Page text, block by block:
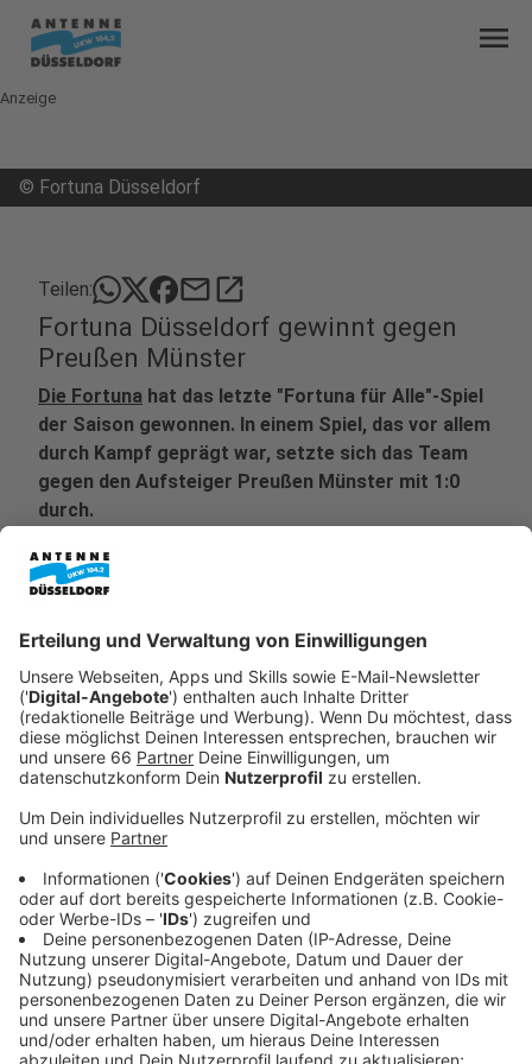
menu
Anzeige
© Fortuna Düsseldorf
Teilen: mailopen_in_new
Fortuna Düsseldorf gewinnt gegen
Preußen Münster
Die Fortuna hat das letzte "Fortuna für Alle"-Spiel
der Saison gewonnen. In einem Spiel, das vor allem
durch Kampf geprägt war, setzte sich das Team
gegen den Aufsteiger Preußen Münster mit 1:0
durch.
Veröffentlicht:
Kampfgeist und Leidenschaft
Anzeige
Stürmer Dawid Kownacki erzielte den eintigen Treffer
Brederode musste die Fortuna fast 30 Minuten in
Unterzahl spielen, mit viel Leidenschaft konnte das
Team die knappe Führung aber verteidigen. Dafür gab
es viel Lob von Mittelfeldspieler Shinta Appelkamp für
die Hintermannschaft:
Anzeige